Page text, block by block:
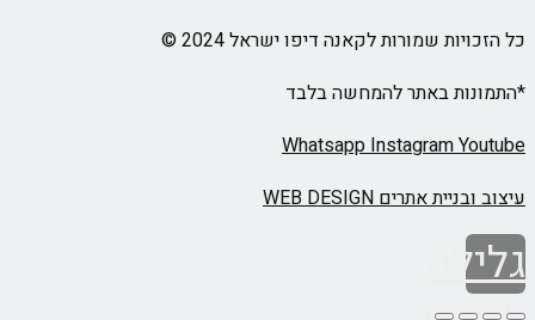
כל הזכויות שמורות לקאנה דיפו ישראל 2024 ©
*התמונות באתר להמחשה בלבד
WhatsappInstagramYoutube
עיצוב ובניית אתרים WEB DESIGN
גלילה